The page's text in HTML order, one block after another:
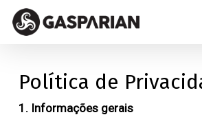
Skip
contentPolítica de
1. Informações gerais